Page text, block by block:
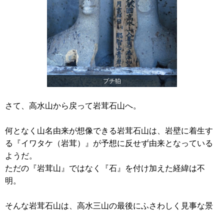
プチ狛
さて、高水山から戻って岩茸石山へ。
何となく山名由来が想像できる岩茸石山は、岩壁に着生す
る『イワタケ（岩茸）』が予想に反せず由来となっている
ようだ。
ただの『岩茸山』ではなく『石』を付け加えた経緯は不
明。
そんな岩茸石山は、高水三山の最後にふさわしく見事な景